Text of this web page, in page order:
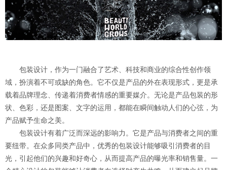
包装设计，作为一门融合了艺术、科技和商业的综合性创作领
域，扮演着不可或缺的角色。它不仅是产品的外在表现形式，更是承
载着品牌理念、传递着消费者情感的重要媒介。无论是产品包装的形
状、色彩，还是图案、文字的运用，都能在瞬间触动人们的心弦，为
产品赋予生命之美。
包装设计有着广泛而深远的影响力。它是产品与消费者之间的重
要纽带。在众多同类产品中，优秀的包装设计能够吸引消费者的目
光，引起他们的兴趣和好奇心，从而提高产品的曝光率和销售量。一